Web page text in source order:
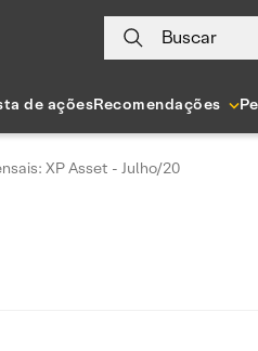
Buscar
de açõesRecomendações
XP Asset - Julho/20